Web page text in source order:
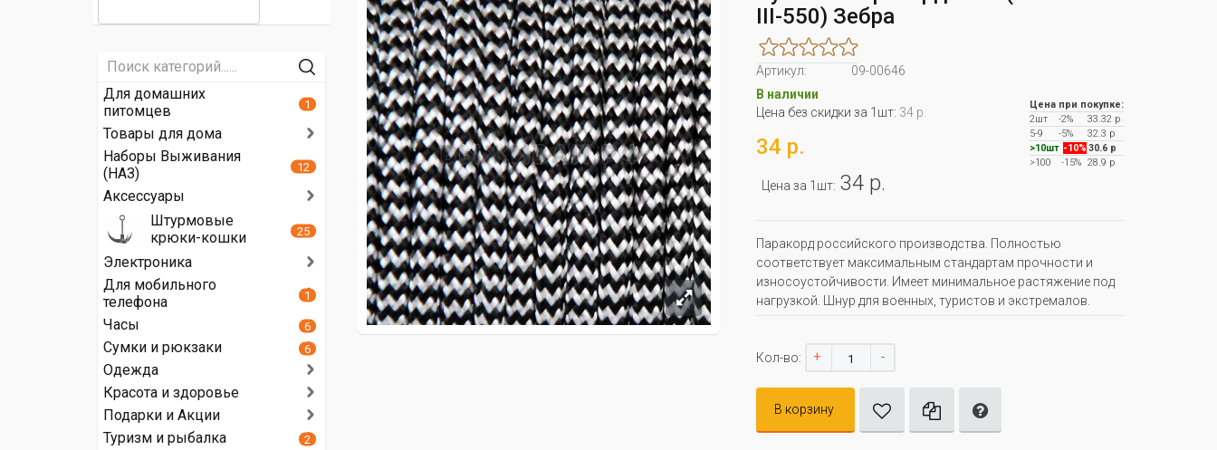
III-550) Зебра
Артикул:
09-00646
В наличии
Цена без скидки за 1шт: 34 р.
34 р.
Цена за 1шт: 34 р.
Цена при покупке:
2шт
-2%
33.32 р
5-9
-5%
32.3 р
>10шт -10% 30.6 р
>100
-15% 28.9 р
Паракорд российского производства. Полностью
соответствует максимальным стандартам прочности и
износоустойчивости. Имеет минимальное растяжение под
нагрузкой. Шнур для военных, туристов и экстремалов.
Кол-во: + -
В корзину
Для домашних
питомцев
1
Товары для дома
Наборы Выживания
(НАЗ)
12
Аксессуары
Штурмовые
крюки-кошки
25
Электроника
Для мобильного
телефона
1
Часы 6
Сумки и рюкзаки 6
Одежда
Красота и здоровье
Подарки и Акции
Туризм и рыбалка
2